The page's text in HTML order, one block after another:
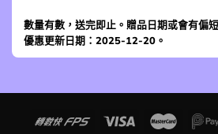
數量有數，送完即止。贈品日期或會有偏
優惠更新日期：2025-12-20。